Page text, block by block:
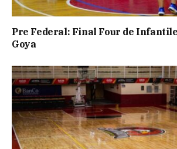
Pre Federal: Final Four de
Goya